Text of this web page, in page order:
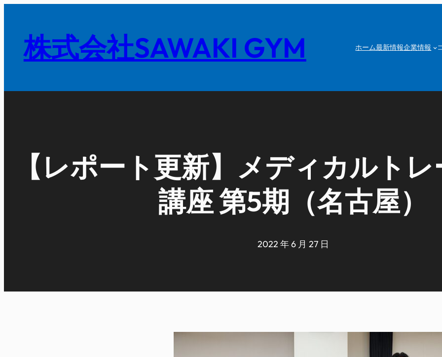
株式会社SAWAKI GYM ホーム最新情報企業情報
【レポート更新】メディカルト
講座 第5期（名古屋）
2022 年 6 月 27 日